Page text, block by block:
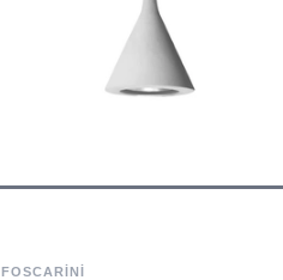
FOSCARINI